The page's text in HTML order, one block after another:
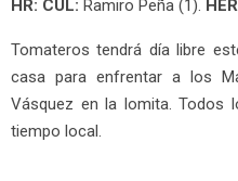
HR: CUL: Ramiro Peña (1).
Tomateros tendrá día libre
casa para enfrentar a los
Vásquez en la lomita. Todos
tiempo local.